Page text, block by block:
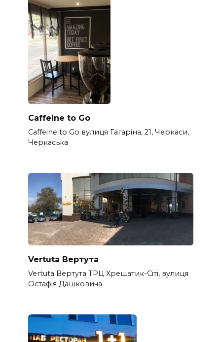
Caffeine to Go
Caffeine to Go вулиця Гагаріна, 21, Черкаси,
Черкаська
Vertuta Вертута
Vertuta Вертута ТРЦ Хрещатик-Сіті, вулиця
Остафія Дашковича